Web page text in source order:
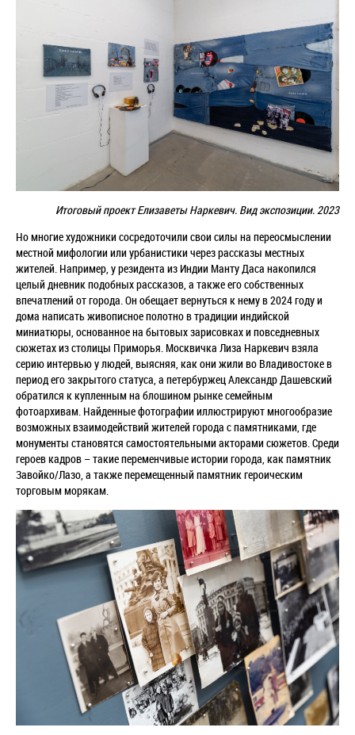
Итоговый проект Елизаветы Наркевич. Вид экспозиции. 2023
Но многие художники сосредоточили свои силы на переосмыслении
местной мифологии или урбанистики через рассказы местных
жителей. Например, урезидента из Индии Манту Даса накопился
целый дневник подобных рассказов, а также его собственных
впечатлений от города. Он обещает вернуться к нему в 2024 году и
дома написать живописное полотно в традиции индийской
миниатюры, основанное на бытовых зарисовках и повседневных
сюжетах из столицы Приморья. Москвичка Лиза Наркевич взяла
серию интервью у людей, выясняя, как они жили во Владивостоке в
период его закрытого статуса, а петербуржец Александр Дашевский
обратился к купленным на блошином рынке семейным
фотоархивам. Найденные фотографии иллюстрируют многообразие
возможных взаимодействий жителей города с памятниками, где
монументы становятся самостоятельными акторами сюжетов. Среди
героев кадров – такие переменчивые истории города, как памятник
Завойко/Лазо, а также перемещенный памятник героическим
торговым морякам.